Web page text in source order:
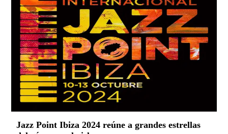
Jazz Point Ibiza 2024 reúne a grandes estrellas